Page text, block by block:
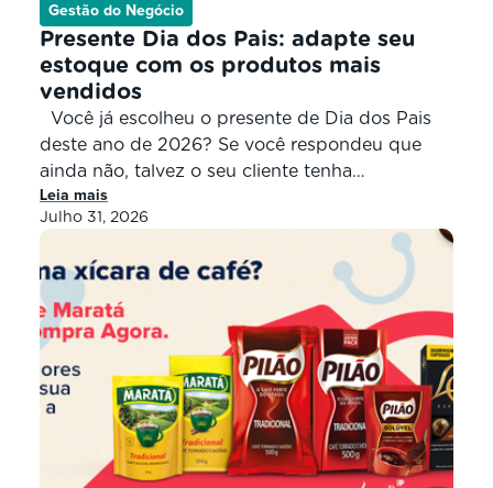
Gestão do Negócio
Presente Dia dos Pais: adapte seu
estoque com os produtos mais
vendidos
Você já escolheu o presente de Dia dos Pais
deste ano de 2026? Se você respondeu que
ainda não, talvez o seu cliente tenha
respondido a mesma coisa. Por isso, ainda dá
tempo de abastecer seu estoque e vender em
seu negócio os produtos mais buscados para
presentear os pais. Se você não […]
Leia mais
Julho 31, 2026